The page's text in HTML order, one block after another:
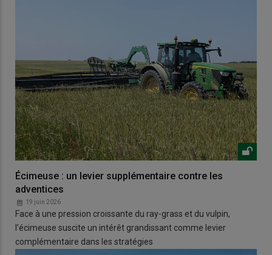
Écimeuse : un levier supplémentaire contre les
adventices
19 juin 2026
Face à une pression croissante du ray-grass et du vulpin,
l’écimeuse suscite un intérêt grandissant comme levier
complémentaire dans les stratégies